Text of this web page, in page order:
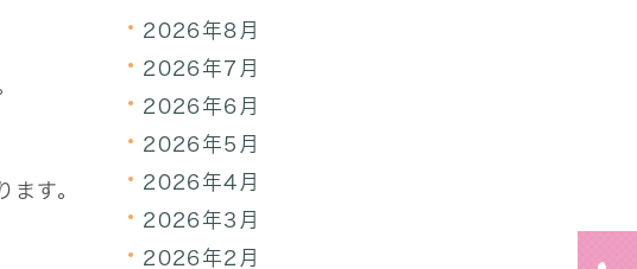
す。
2026年8月
2026年7月
2026年6月
2026年5月
2026年4月
2026年3月
2026年2月